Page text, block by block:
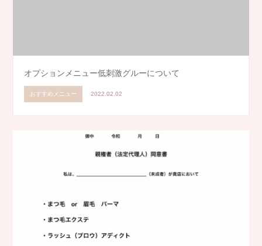
オプションメニュー低刺激グルーについて
おすすめメニュー 2022.02.02